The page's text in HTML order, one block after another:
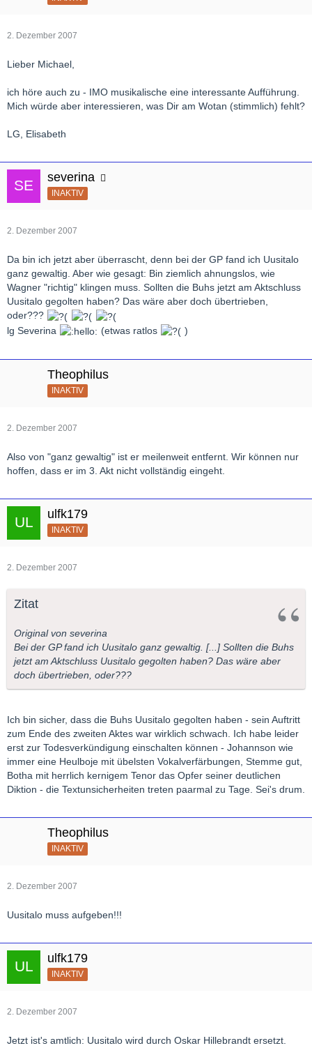
2. Dezember 2007
Lieber Michael,
ich höre auch zu - IMO musikalische eine interessante Aufführung.
Mich würde aber interessieren, was Dir am Wotan (stimmlich) fehlt?
LG, Elisabeth
severina
INAKTIV
2. Dezember 2007
Da bin ich jetzt aber überrascht, denn bei der GP fand ich Uusitalo
ganz gewaltig. Aber wie gesagt: Bin ziemlich ahnungslos, wie
Wagner "richtig" klingen muss. Sollten die Buhs jetzt am Aktschluss
Uusitalo gegolten haben? Das wäre aber doch übertrieben,
oder???
lg Severina
(etwas ratlos )
Theophilus
INAKTIV
2. Dezember 2007
Also von "ganz gewaltig" ist er meilenweit entfernt. Wir können nur
hoffen, dass er im 3. Akt nicht vollständig eingeht.
ulfk179
INAKTIV
2. Dezember 2007
Zitat
Original von severina
Bei der GP fand ich Uusitalo ganz gewaltig. [...] Sollten die Buhs
jetzt am Aktschluss Uusitalo gegolten haben? Das wäre aber
doch übertrieben, oder???
Ich bin sicher, dass die Buhs Uusitalo gegolten haben - sein Auftritt
zum Ende des zweiten Aktes war wirklich schwach. Ich habe leider
erst zur Todesverkündigung einschalten können - Johannson wie
immer eine Heulboje mit übelsten Vokalverfärbungen, Stemme gut,
Botha mit herrlich kernigem Tenor das Opfer seiner deutlichen
Diktion - die Textunsicherheiten treten paarmal zu Tage. Sei's drum.
Theophilus
INAKTIV
2. Dezember 2007
Uusitalo muss aufgeben!!!
ulfk179
INAKTIV
2. Dezember 2007
Jetzt ist's amtlich: Uusitalo wird durch Oskar Hillebrandt ersetzt.